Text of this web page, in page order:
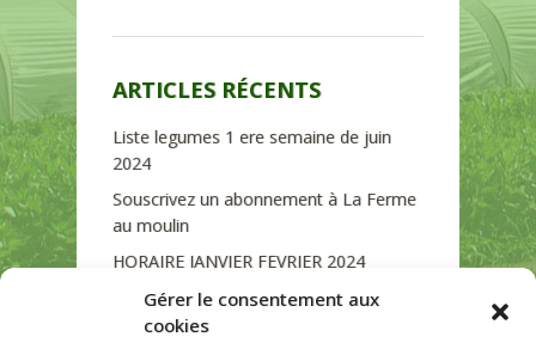
Gérer le consentement aux
cookies
ARTICLES RÉCENTS
Liste legumes 1 ere semaine de juin
2024
Souscrivez un abonnement à La Ferme
au moulin
HORAIRE JANVIER FEVRIER 2024
Soutien de La Province de Liège
JOURNEE PORTES OUVERTES